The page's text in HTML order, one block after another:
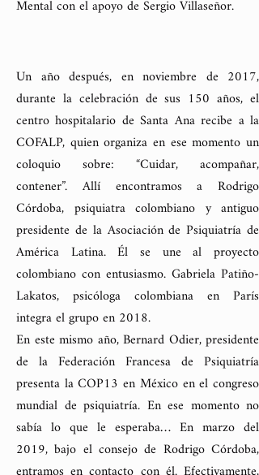
Mental con el apoyo de Sergio Villaseñor.
Un año después, en noviembre de 2017,
durante la celebración de sus 150 años, el
centro hospitalario de Santa Ana recibe a la
COFALP, quien organiza en ese momento un
coloquio sobre: “Cuidar, acompañar,
contener”. Allí encontramos a Rodrigo
Córdoba, psiquiatra colombiano y antiguo
presidente de la Asociación de Psiquiatría de
América Latina. Él se une al proyecto
colombiano con entusiasmo. Gabriela Patiño-
Lakatos, psicóloga colombiana en París
integra el grupo en 2018.
En este mismo año, Bernard Odier, presidente
de la Federación Francesa de Psiquiatría
presenta la COP13 en México en el congreso
mundial de psiquiatría. En ese momento no
sabía lo que le esperaba… En marzo del
2019, bajo el consejo de Rodrigo Córdoba,